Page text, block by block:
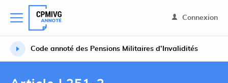
Connexion
Code annoté des Pensions Militaires d’Invalidités